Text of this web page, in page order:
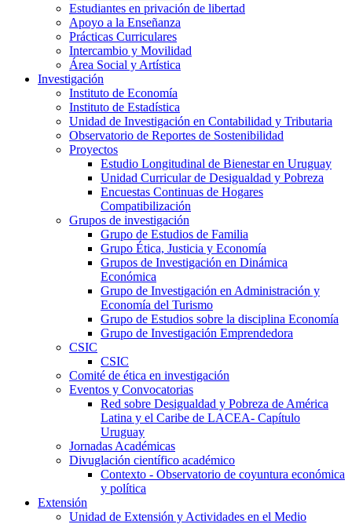
Estudiantes en privación de libertad
Apoyo a la Enseñanza
Prácticas Curriculares
Intercambio y Movilidad
Área Social y Artística
Investigación
Instituto de Economía
Instituto de Estadística
Unidad de Investigación en Contabilidad y Tributaria
Observatorio de Reportes de Sostenibilidad
Proyectos
Estudio Longitudinal de Bienestar en Uruguay
Unidad Curricular de Desigualdad y Pobreza
Encuestas Continuas de Hogares
Compatibilización
Grupos de investigación
Grupo de Estudios de Familia
Grupo Ética, Justicia y Economía
Grupos de Investigación en Dinámica
Económica
Grupo de Investigación en Administración y
Economía del Turismo
Grupo de Estudios sobre la disciplina Economía
Grupo de Investigación Emprendedora
CSIC
CSIC
Comité de ética en investigación
Eventos y Convocatorias
Red sobre Desigualdad y Pobreza de América
Latina y el Caribe de LACEA- Capítulo
Uruguay
Jornadas Académicas
Divuglación científico académico
Contexto - Observatorio de coyuntura económica
y política
Extensión
Unidad de Extensión y Actividades en el Medio